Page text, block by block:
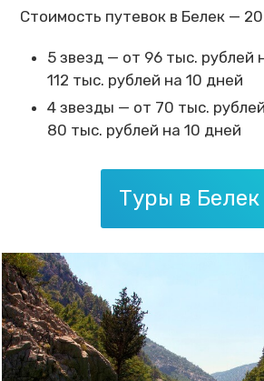
Стоимость путевок в Белек —
5 звезд — от 96 тыс. рублей
112 тыс. рублей на 10 дней
4 звезды — от 70 тыс.
80 тыс. рублей на 10 дней
Туры в